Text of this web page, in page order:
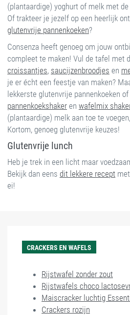
(plantaardige) yoghurt of melk met de
Of trakteer je jezelf op een heerlijk
glutenvrije pannenkoeken?
Consenza heeft genoeg om jouw
compleet te maken! Vul de tafel met
croissantjes, saucijzenbroodjes en
je er écht een feestje van maken?
lekkerste glutenvrije pannenkoeken
pannenkoekshaker en wafelmix
(plantaardige) melk aan toe te
Kortom, genoeg glutenvrije keuzes!
Glutenvrije lunch
Heb je trek in een licht maar
Bekijk dan eens dit lekkere recept
ei!
CRACKERS EN WAFELS
Rijstwafel zonder zout
Rijstwafels choco
Maiscracker luchtig
Crackers rozijn